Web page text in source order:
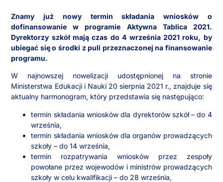
Znamy już nowy termin składania wniosków o
dofinansowanie w programie Aktywna Tablica 2021.
Dyrektorzy szkół mają czas do 4 września 2021 roku, by
ubiegać się o środki z puli przeznaczonej na finansowanie
programu.
W najnowszej nowelizacji udostępnionej na stronie
Ministerstwa Edukacji i Nauki 20 sierpnia 2021 r., znajduje się
aktualny harmonogram, który przedstawia się następująco:
termin składania wniosków dla dyrektorów szkół – do 4
września,
termin składania wniosków dla organów prowadzących
szkoły – do 14 września,
termin rozpatrywania wniosków przez zespoły
powołane przez wojewodów i ministrów prowadzących
szkoły w celu kwalifikacji – do 28 września,